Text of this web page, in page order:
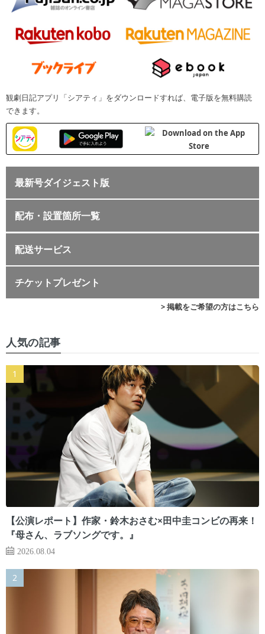
観劇日記アプリ「シアティ」をダウンロードすれば、電子版を無料購読
できます。
最新号ダイジェスト版
配布・設置箇所一覧
配送サービス
チケットプレゼント
> 掲載をご希望の方はこちら
人気の記事
【公演レポート】作家・鈴木おさむ×田中圭コンビの再来！
『母さん、ラブソングです。』
2026.08.04